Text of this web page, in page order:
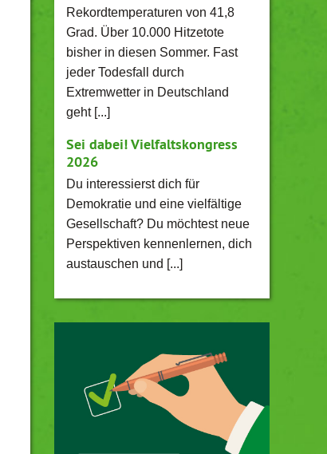
Rekordtemperaturen von 41,8
Grad. Über 10.000 Hitzetote
bisher in diesen Sommer. Fast
jeder Todesfall durch
Extremwetter in Deutschland
geht [...]
Sei dabei! Vielfaltskongress
2026
Du interessierst dich für
Demokratie und eine vielfältige
Gesellschaft? Du möchtest neue
Perspektiven kennenlernen, dich
austauschen und [...]